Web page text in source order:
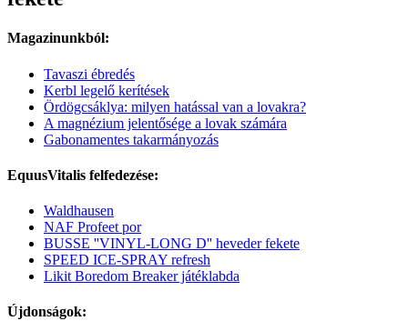
Magazinunkból:
Tavaszi ébredés
Kerbl legelő kerítések
Ördögcsáklya: milyen hatással van a lovakra?
A magnézium jelentősége a lovak számára
Gabonamentes takarmányozás
EquusVitalis felfedezése:
Waldhausen
NAF Profeet por
BUSSE ''VINYL-LONG D'' heveder fekete
SPEED ICE-SPRAY refresh
Likit Boredom Breaker játéklabda
Újdonságok: